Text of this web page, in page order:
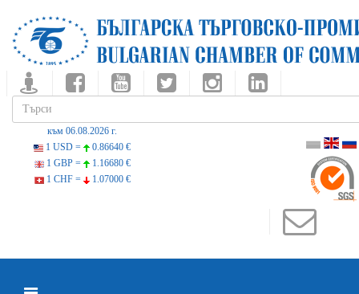
към 06.08.2026 г.
1 USD =
0.86640 €
1 GBP =
1.16680 €
1 CHF =
1.07000 €